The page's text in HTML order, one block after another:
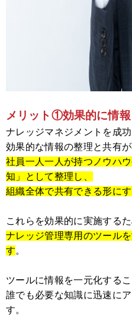
メリット①効果的に情
ナレッジマネジメントを成功
効果的な情報の整理と共有が
社員一人一人が持つノウハ
知」として整理し、
組織全体で共有できる形に
これらを効果的に実施するた
ナレッジ管理専用のツール
す。
ツールに情報を一元化する
誰でも必要な知識に迅速に
す。